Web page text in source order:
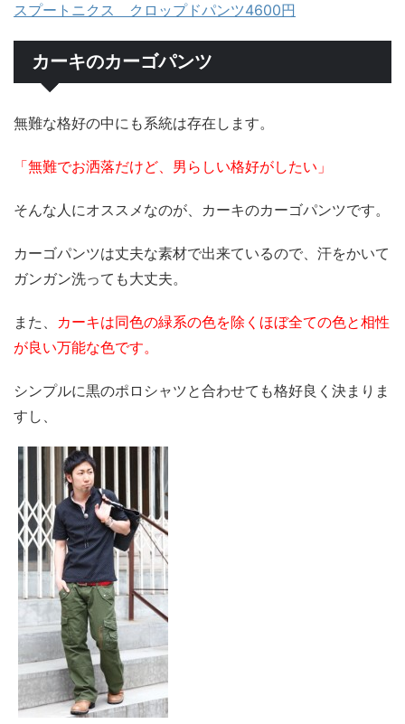
スプートニクス クロップドパンツ4600円
カーキのカーゴパンツ
無難な格好の中にも系統は存在します。
「無難でお洒落だけど、男らしい格好がしたい」
そんな人にオススメなのが、カーキのカーゴパンツです。
カーゴパンツは丈夫な素材で出来ているので、汗をかいて
ガンガン洗っても大丈夫。
また、 カーキは同色の緑系の色を除くほぼ全ての色と相性
が良い万能な色です。
シンプルに黒のポロシャツと合わせても格好良く決まりま
すし、